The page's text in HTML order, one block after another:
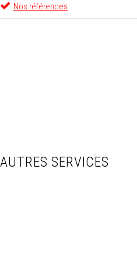
Nos références
AUTRES SERVICES